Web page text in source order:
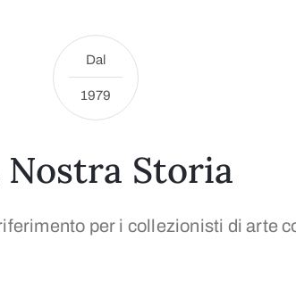
Dal
1979
Nostra Storia
per i collezionisti di arte